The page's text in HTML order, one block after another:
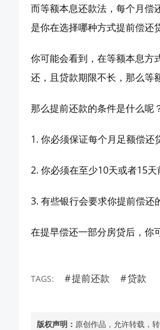
而等额本息还款法，每个月偿
是你在选择哪种方式提前偿还
你可能会看到，在等额本息方
还，且贷款期限不长，那么等
那么提前还款的条件是什么呢
1. 你必须保证每个月足额偿还
2. 你必须在至少10天或者15天
3. 有些银行会要求你提前偿还
在提早偿还一部分房贷后，你
TAGS: 提前还款 贷款
版权声明： 原创作品，允许转载，